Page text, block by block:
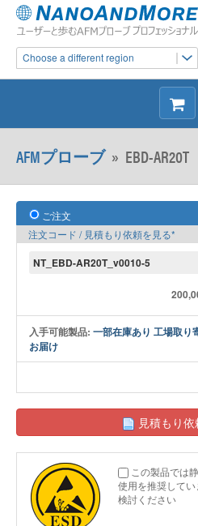
Choose a different region
シ
ョ
ッ
ン
AFMプローブ» EBD-AR20T
ご注文
注文コード / 見積もり依頼を見る*
NT_EBD-AR20T_v0010-5
入手可能製品: 一部在庫あり 工場取り
お届け
見積もり
この製品では
使用を推奨して
検討ください